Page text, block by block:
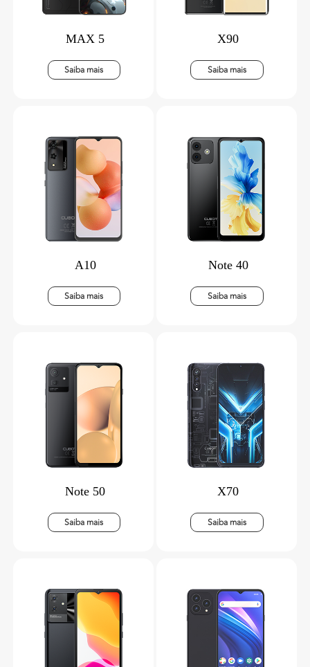
MAX 5
Saiba mais
X90
Saiba mais
A10
Saiba mais
Note 40
Saiba mais
Note 50
Saiba mais
X70
Saiba mais